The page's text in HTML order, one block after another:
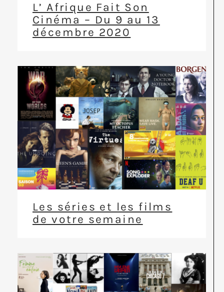
L’ Afrique Fait Son
Cinéma – Du 9 au 13
décembre 2020
Les séries et les films
de votre semaine